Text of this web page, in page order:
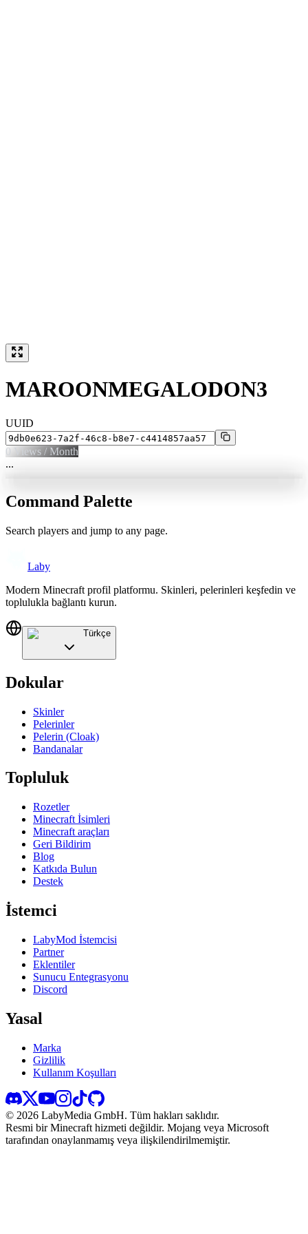
MAROONMEGALODON3
UUID
0 Views / Month
...
Command Palette
Search players and jump to any page.
Laby
Modern Minecraft profil platformu. Skinleri, pelerinleri keşfedin ve
toplulukla bağlantı kurun.
Türkçe
Dokular
Skinler
Pelerinler
Pelerin (Cloak)
Bandanalar
Topluluk
Rozetler
Minecraft İsimleri
Minecraft araçları
Geri Bildirim
Blog
Katkıda Bulun
Destek
İstemci
LabyMod İstemcisi
Partner
Eklentiler
Sunucu Entegrasyonu
Discord
Yasal
Marka
Gizlilik
Kullanım Koşulları
© 2026 LabyMedia GmbH. Tüm hakları saklıdır.
Resmi bir Minecraft hizmeti değildir. Mojang veya Microsoft
tarafından onaylanmamış veya ilişkilendirilmemiştir.